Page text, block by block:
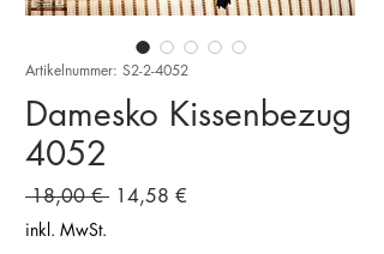
Artikelnummer: S2-2-4052
Damesko Kissenbezug
4052
18,00 € Standardpreis
14,58 €
inkl. MwSt.